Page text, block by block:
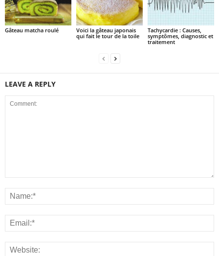
Gâteau matcha roulé
Voici la gâteau japonais
qui fait le tour de la toile
Tachycardie : Causes,
symptômes, diagnostic et
traitement
LEAVE A REPLY